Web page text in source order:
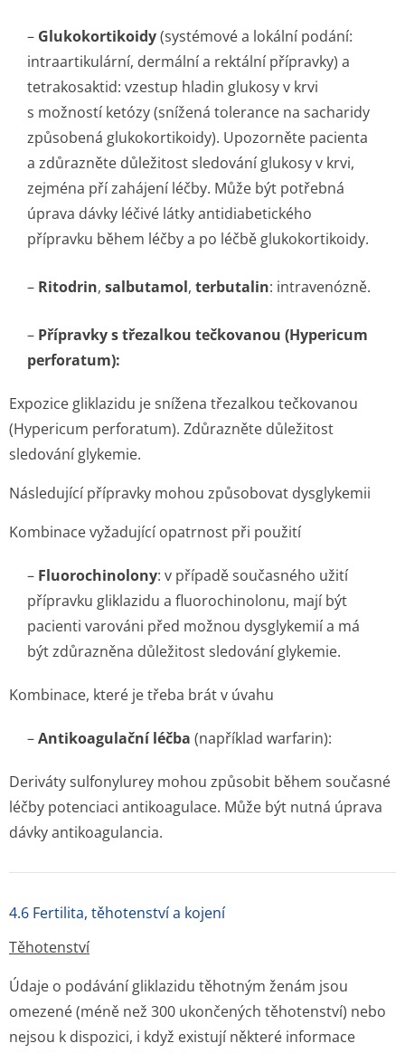
– Glukokortikoidy(systémové a lokální podání:
intraartikulární, dermální a rektální přípravky) a
tetrakosaktid: vzestup hladin glukosy v krvi
s možností ketózy (snížená tolerance na sacharidy
způsobená glukokortikoidy). Upozorněte pacienta
a zdůrazněte důležitost sledování glukosy v krvi,
zejména pří zahájení léčby. Může být potřebná
úprava dávky léčivé látky antidiabetického
přípravku během léčby a po léčbě glukokortikoidy.
– Ritodrin, salbutamol, terbutalin: intravenózně.
– Přípravky s třezalkou tečkovanou (Hypericum
perforatum):
Expozice gliklazidu je snížena třezalkou tečkovanou
(Hypericum perforatum). Zdůrazněte důležitost
sledování glykemie.
Následující přípravky mohou způsobovat dysglykemii
Kombinace vyžadující opatrnost při použití
– Fluorochinolony: v případě současného užití
přípravku gliklazidu a fluorochinolonu, mají být
pacienti varováni před možnou dysglykemií a má
být zdůrazněna důležitost sledování glykemie.
Kombinace, které je třeba brát v úvahu
–Antikoagulační léčba (například warfarin):
Deriváty sulfonylurey mohou způsobit během současné
léčby potenciaci antikoagulace. Může být nutná úprava
dávky antikoagulancia.
4.6 Fertilita, těhotenství a kojení
Těhotenství
Údaje o podávání gliklazidu těhotným ženám jsou
omezené (méně než 300 ukončených těhotenství) nebo
nejsou k dispozici, i když existují některé informace